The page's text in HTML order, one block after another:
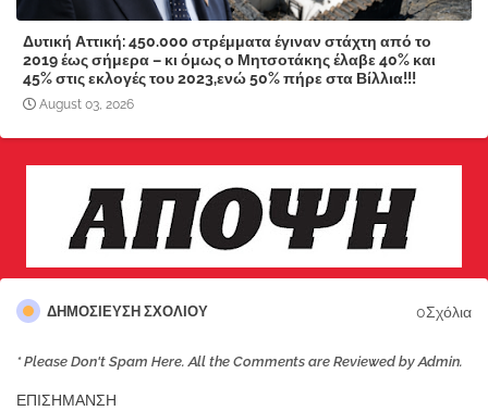
Δυτική Αττική: 450.000 στρέμματα έγιναν στάχτη από το
2019 έως σήμερα – κι όμως ο Μητσοτάκης έλαβε 40% και
45% στις εκλογές του 2023,ενώ 50% πήρε στα Βίλλια!!!
August 03, 2026
ΔΗΜΟΣΊΕΥΣΗ ΣΧΟΛΊΟΥ 0Σχόλια
* Please Don't Spam Here. All the Comments are Reviewed by Admin.
ΕΠΙΣΗΜΑΝΣΗ